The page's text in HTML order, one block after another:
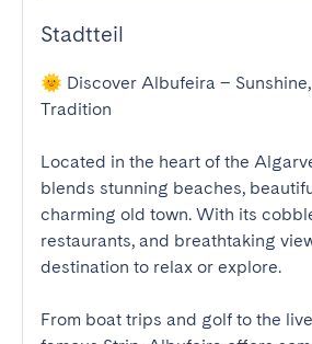
Stadtteil
🌞 Discover Albufeira –
Tradition
Located in the heart of the
blends stunning beaches,
charming old town. With its
restaurants, and breathtaking
destination to relax or explore.
From boat trips and golf to the